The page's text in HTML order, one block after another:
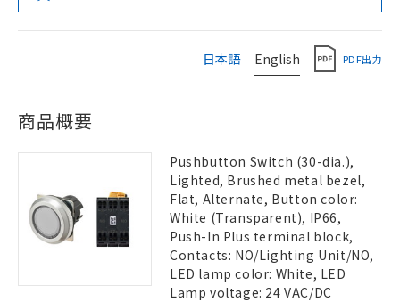
日本語 English PDF出力
商品概要
Pushbutton Switch (30-dia.),
Lighted, Brushed metal bezel,
Flat, Alternate, Button color:
White (Transparent), IP66,
Push-In Plus terminal block,
Contacts: NO/Lighting Unit/NO,
LED lamp color: White, LED
Lamp voltage: 24 VAC/DC